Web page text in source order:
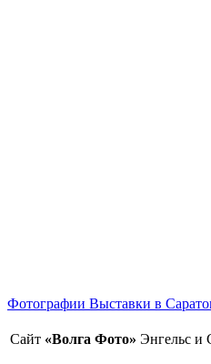
Фотографии Выставки в
Сайт «Волга Фото» Энгельс и